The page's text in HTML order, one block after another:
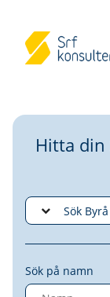
Hitta din
Sök på namn